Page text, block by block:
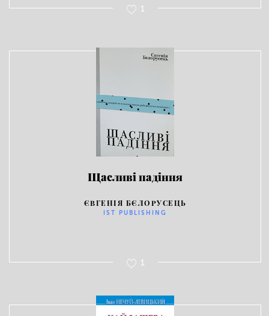
1
Щасливі падіння
ЄВГЕНІЯ БЄЛОРУСЕЦЬ
IST PUBLISHING
1